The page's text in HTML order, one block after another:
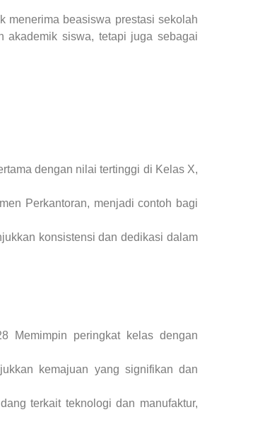
menerima beasiswa prestasi sekolah
akademik siswa, tetapi juga sebagai
dengan nilai tertinggi di Kelas X,
Perkantoran, menjadi contoh bagi
konsistensi dan dedikasi dalam
Memimpin peringkat kelas dengan
kemajuan yang signifikan dan
terkait teknologi dan manufaktur,